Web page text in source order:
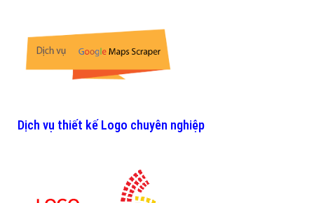
Dịch vụ thiết kế Logo chuyên nghiệp